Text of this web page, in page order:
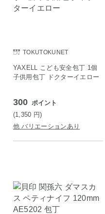
TOKUTOKUNET
YAXELL こども安全包丁 1個
子供用包丁 ドクターイエロー
300 ポイント
(1,350 円)
他 バリエーションあり